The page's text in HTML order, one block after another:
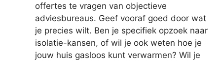
offertes te vragen van objectieve
adviesbureaus. Geef vooraf goed door wat
je precies wilt. Ben je specifiek opzoek naar
isolatie-kansen, of wil je ook weten hoe je
jouw huis gasloos kunt verwarmen? Wil je